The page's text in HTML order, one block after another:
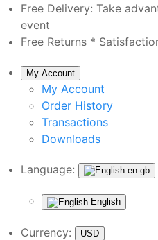
Free Delivery: Take
event
Free Returns *
My Account
My Account
Order History
Transactions
Downloads
Language: en-gb
English
Currency: USD